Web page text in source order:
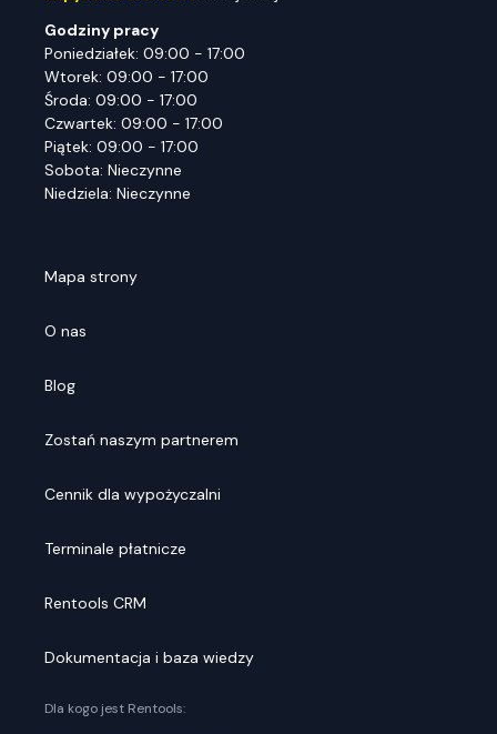
Godziny pracy
Poniedziałek: 09:00 - 17:00
Wtorek: 09:00 - 17:00
Środa: 09:00 - 17:00
Czwartek: 09:00 - 17:00
Piątek: 09:00 - 17:00
Sobota: Nieczynne
Niedziela: Nieczynne
Mapa strony
O nas
Blog
Zostań naszym partnerem
Cennik dla wypożyczalni
Terminale płatnicze
Rentools CRM
Dokumentacja i baza wiedzy
Dla kogo jest Rentools: